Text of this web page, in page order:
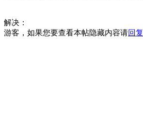
解决：
游客，如果您要查看本帖隐藏内容请回复